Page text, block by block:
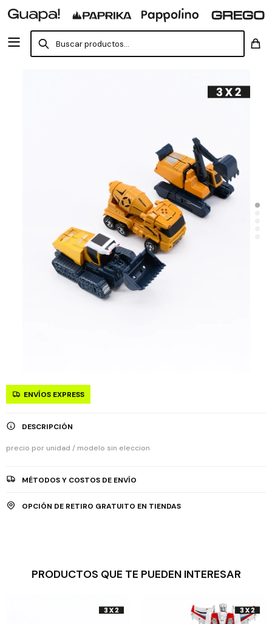
ENVÍOS EXPRESS
DESCRIPCIÓN
precio por unidad / modelo sin eleccion
MÉTODOS Y COSTOS DE ENVÍO
OPCIÓN DE RETIRO GRATUITO EN TIENDAS
PRODUCTOS QUE TE PUEDEN INTERESAR